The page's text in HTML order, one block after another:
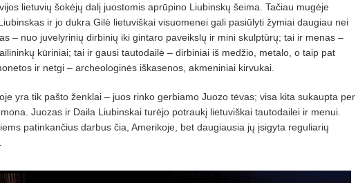
lietuvių šokėjų dalį juostomis aprūpino Liubinskų šeima. Tačiau mugėje
ir jo dukra Gilė lietuviškai visuomenei gali pasiū­lyti žymiai daugiau nei
– nuo juvelyrinių dirbinių iki gintaro paveikslų ir mini skulptūrų; tai ir menas –
kūriniai; tai ir gausi tautodailė – dirbiniai iš medžio, metalo, o taip pat
ir netgi – archeologinės iškasenos, akmeniniai kirvukai.
yra tik pašto ženklai – juos rinko gerbiamo Juozo tėvas; visa kita sukaupta per
Juozas ir Daila Liubinskai turėjo potraukį lietuviškai tautodailei ir menui.
patinkančius darbus čia, Amerikoje, bet daugiausia jų įsigyta reguliarių